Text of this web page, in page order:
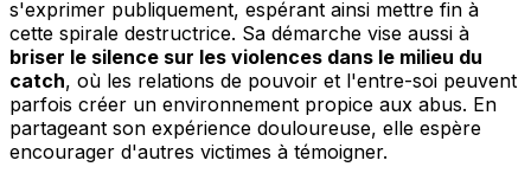
s'exprimer publiquement, espérant ainsi mettre fin à
cette spirale destructrice. Sa démarche vise aussi à
briser le silence sur les violences dans le milieu du
catch, où les relations de pouvoir et l'entre-soi peuvent
parfois créer un environnement propice aux abus. En
partageant son expérience douloureuse, elle espère
encourager d'autres victimes à témoigner.